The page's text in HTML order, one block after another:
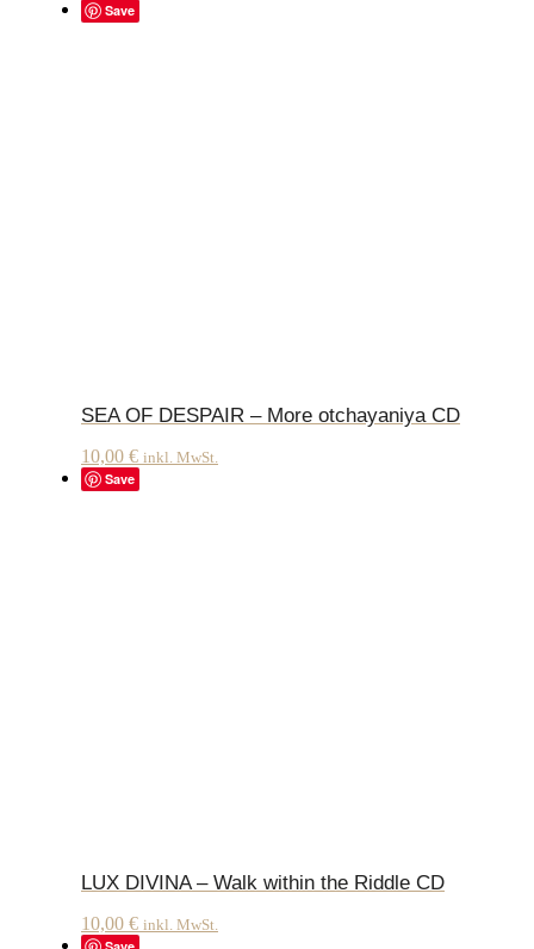
Save
SEA OF DESPAIR – More otchayaniya CD
10,00 € inkl. MwSt.
Save
LUX DIVINA – Walk within the Riddle CD
10,00 € inkl. MwSt.